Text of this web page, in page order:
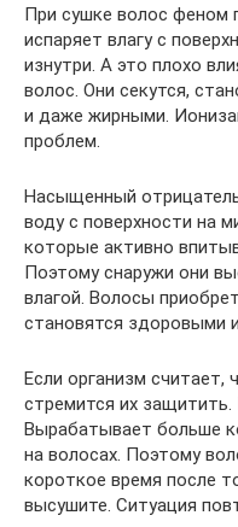
При сушке волос феном
испаряет влагу с
изнутри. А это плохо
волос. Они секутся,
и даже жирными.
проблем.
Насыщенный
воду с поверхности на
которые активно
Поэтому снаружи они
влагой. Волосы
становятся здоровыми
Если организм
стремится их
Вырабатывает больше
на волосах. Поэтому
короткое время после
высушите. Ситуация